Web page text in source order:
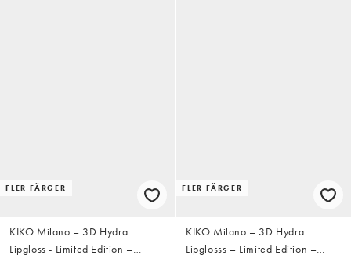
FLER FÄRGER
KIKO Milano – 3D Hydra
Lipgloss - Limited Edition –
FLER FÄRGER
KIKO Milano – 3D Hydra
Lipglosss – Limited Edition –